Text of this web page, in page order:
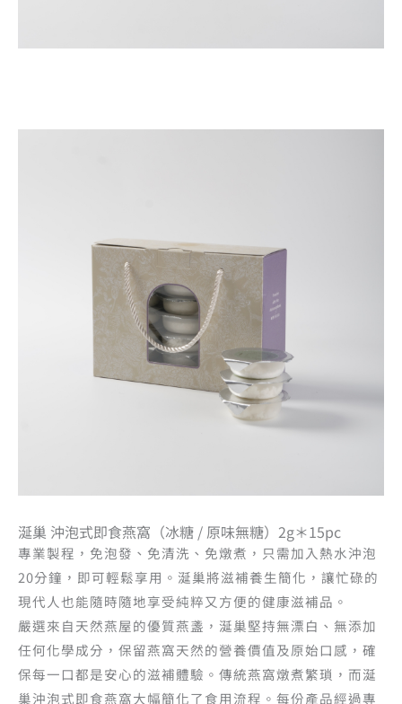
涎巢 沖泡式即食燕窩（冰糖 / 原味無糖）2g＊15pc
專業製程，免泡發、免清洗、免燉煮，只需加入熱水沖泡
20分鐘，即可輕鬆享用。涎巢將滋補養生簡化，讓忙碌的
現代人也能隨時隨地享受純粹又方便的健康滋補品。
嚴選來自天然燕屋的優質燕盞，涎巢堅持無漂白、無添加
任何化學成分，保留燕窩天然的營養價值及原始口感，確
保每一口都是安心的滋補體驗。傳統燕窩燉煮繁瑣，而涎
巢沖泡式即食燕窩大幅簡化了食用流程。每份產品經過專